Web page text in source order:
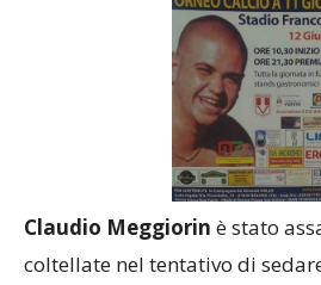
Claudio Meggiorin è stato
coltellate nel tentativo di